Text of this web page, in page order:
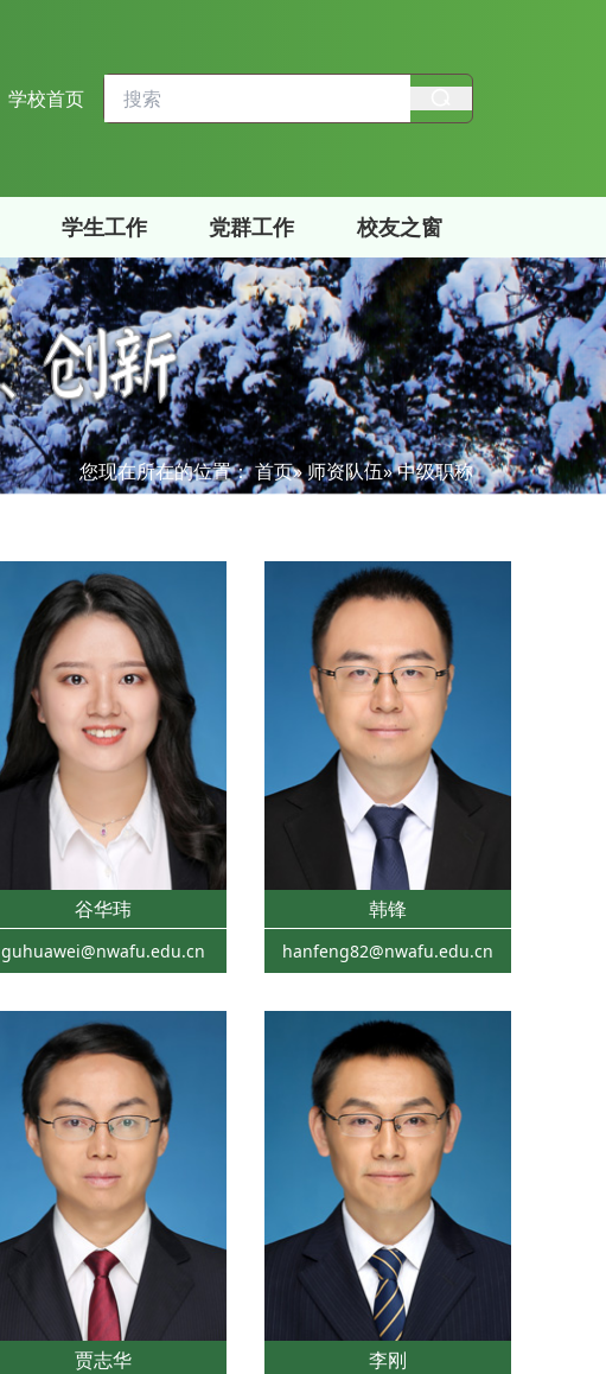
学校首页
学生工作 党群工作 校友之窗
您现在所在的位置：首页»师资队伍» 中级职称
谷华玮
guhuawei@nwafu.edu.cn
韩锋
hanfeng82@nwafu.edu.cn
贾志华 李刚